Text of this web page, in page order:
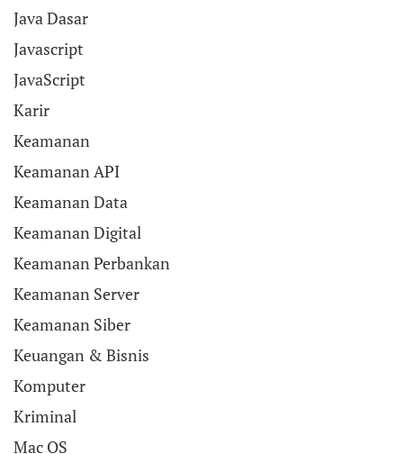
Java Dasar
Javascript
JavaScript
Karir
Keamanan
Keamanan API
Keamanan Data
Keamanan Digital
Keamanan Perbankan
Keamanan Server
Keamanan Siber
Keuangan & Bisnis
Komputer
Kriminal
Mac OS